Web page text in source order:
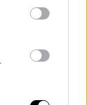
του
δεν
στους
ήδη